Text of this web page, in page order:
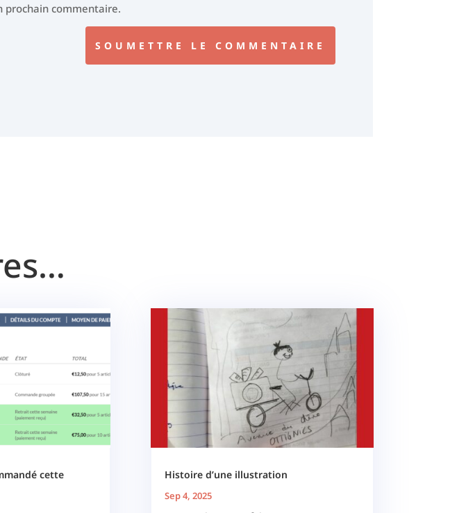
prochain commentaire.
SOUMETTRE LE COMMENTAIRE
cette
Histoire d’une illustration
Sep 4, 2025